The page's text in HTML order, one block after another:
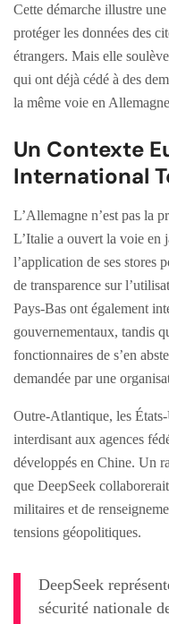
Cette démarche illustre
protéger les données des
étrangers. Mais elle
qui ont déjà cédé à des
la même voie en
Un Contexte
International
L’Allemagne n’est pas la
L’Italie a ouvert la voie en
l’application de ses stores
de transparence sur
Pays-Bas ont également
gouvernementaux, tandis
fonctionnaires de s’en
demandée par une
Outre-Atlantique, les
interdisant aux agences
développés en Chine. Un
que DeepSeek
militaires et de
tensions géopolitiques.
DeepSeek
sécurité nationale